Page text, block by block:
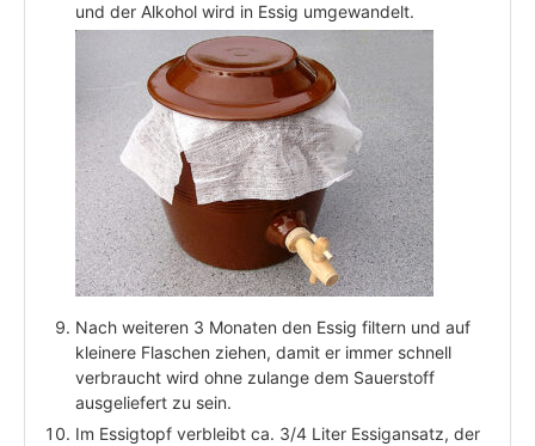
und der Alkohol wird in Essig umgewandelt.
Nach weiteren 3 Monaten den Essig filtern und auf
kleinere Flaschen ziehen, damit er immer schnell
verbraucht wird ohne zulange dem Sauerstoff
ausgeliefert zu sein.
Im Essigtopf verbleibt ca. 3/4 Liter Essigansatz, der